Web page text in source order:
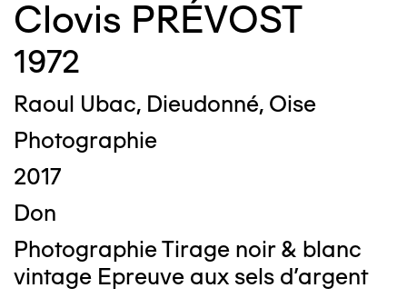
Clovis PRÉVOST
1972
Raoul Ubac, Dieudonné, Oise
Photographie
2017
Don
Photographie Tirage noir & blanc
vintage Epreuve aux sels d'argent